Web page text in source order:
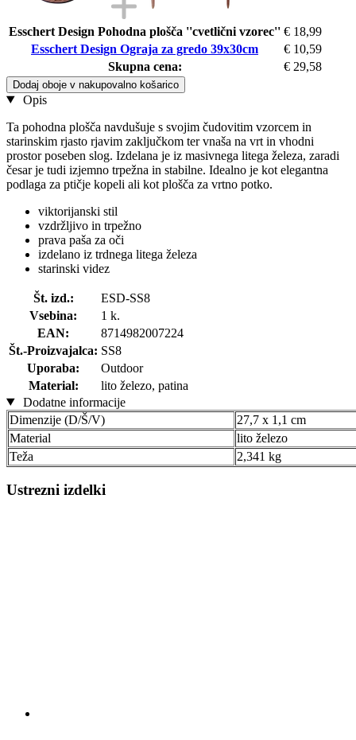
Esschert Design Pohodna plošča ''cvetlični vzorec'' € 18,99
Esschert Design Ograja za gredo 39x30cm
€ 10,59
Skupna cena:
€ 29,58
Dodaj oboje v nakupovalno košarico
Opis
Ta pohodna plošča navdušuje s svojim čudovitim vzorcem in
starinskim rjasto rjavim zaključkom ter vnaša na vrt in vhodni
prostor poseben slog. Izdelana je iz masivnega litega železa, zaradi
česar je tudi izjemno trpežna in stabilne. Idealno je kot elegantna
podlaga za ptičje kopeli ali kot plošča za vrtno potko.
viktorijanski stil
vzdržljivo in trpežno
prava paša za oči
izdelano iz trdnega litega železa
starinski videz
Št. izd.:
ESD-SS8
Vsebina:
1 k.
EAN:
8714982007224
Št.-Proizvajalca: SS8
Uporaba:
Outdoor
Material:
lito železo, patina
Dodatne informacije
Dimenzije (D/Š/V)
27,7 x 1,1 cm
Material
lito železo
Teža
2,341 kg
Ustrezni izdelki